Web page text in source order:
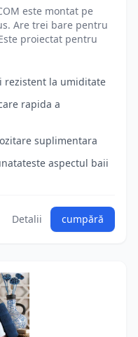
este montat pe
Are trei bare pentru
proiectat pentru
rezistent la umiditate
rapida a
suplimentara
aspectul baii
Detalii cumpără